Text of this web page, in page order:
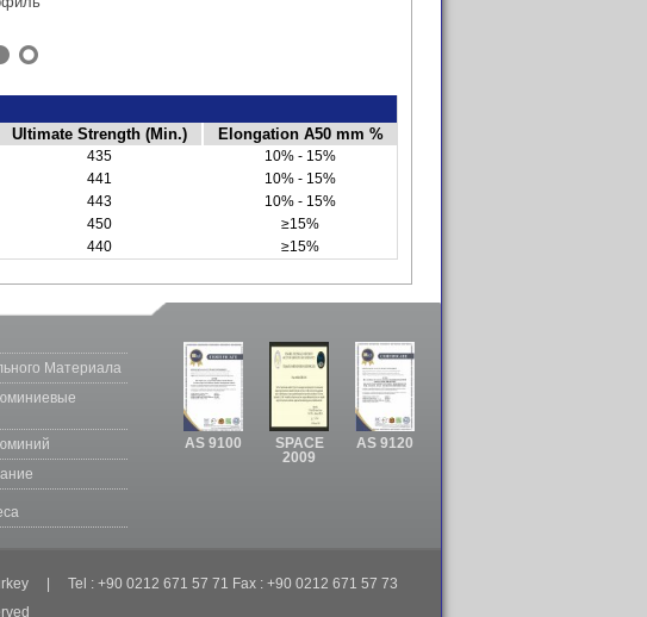
Ultimate Strength (Min.) Elongation A50 mm %
435
10% - 15%
441
10% - 15%
443
10% - 15%
450
≥15%
440 ≥15%
Материала
AS 9100
SPACE
2009
AS 9120
| Tel : +90 0212 671 57 71 Fax : +90 0212 671 57 73